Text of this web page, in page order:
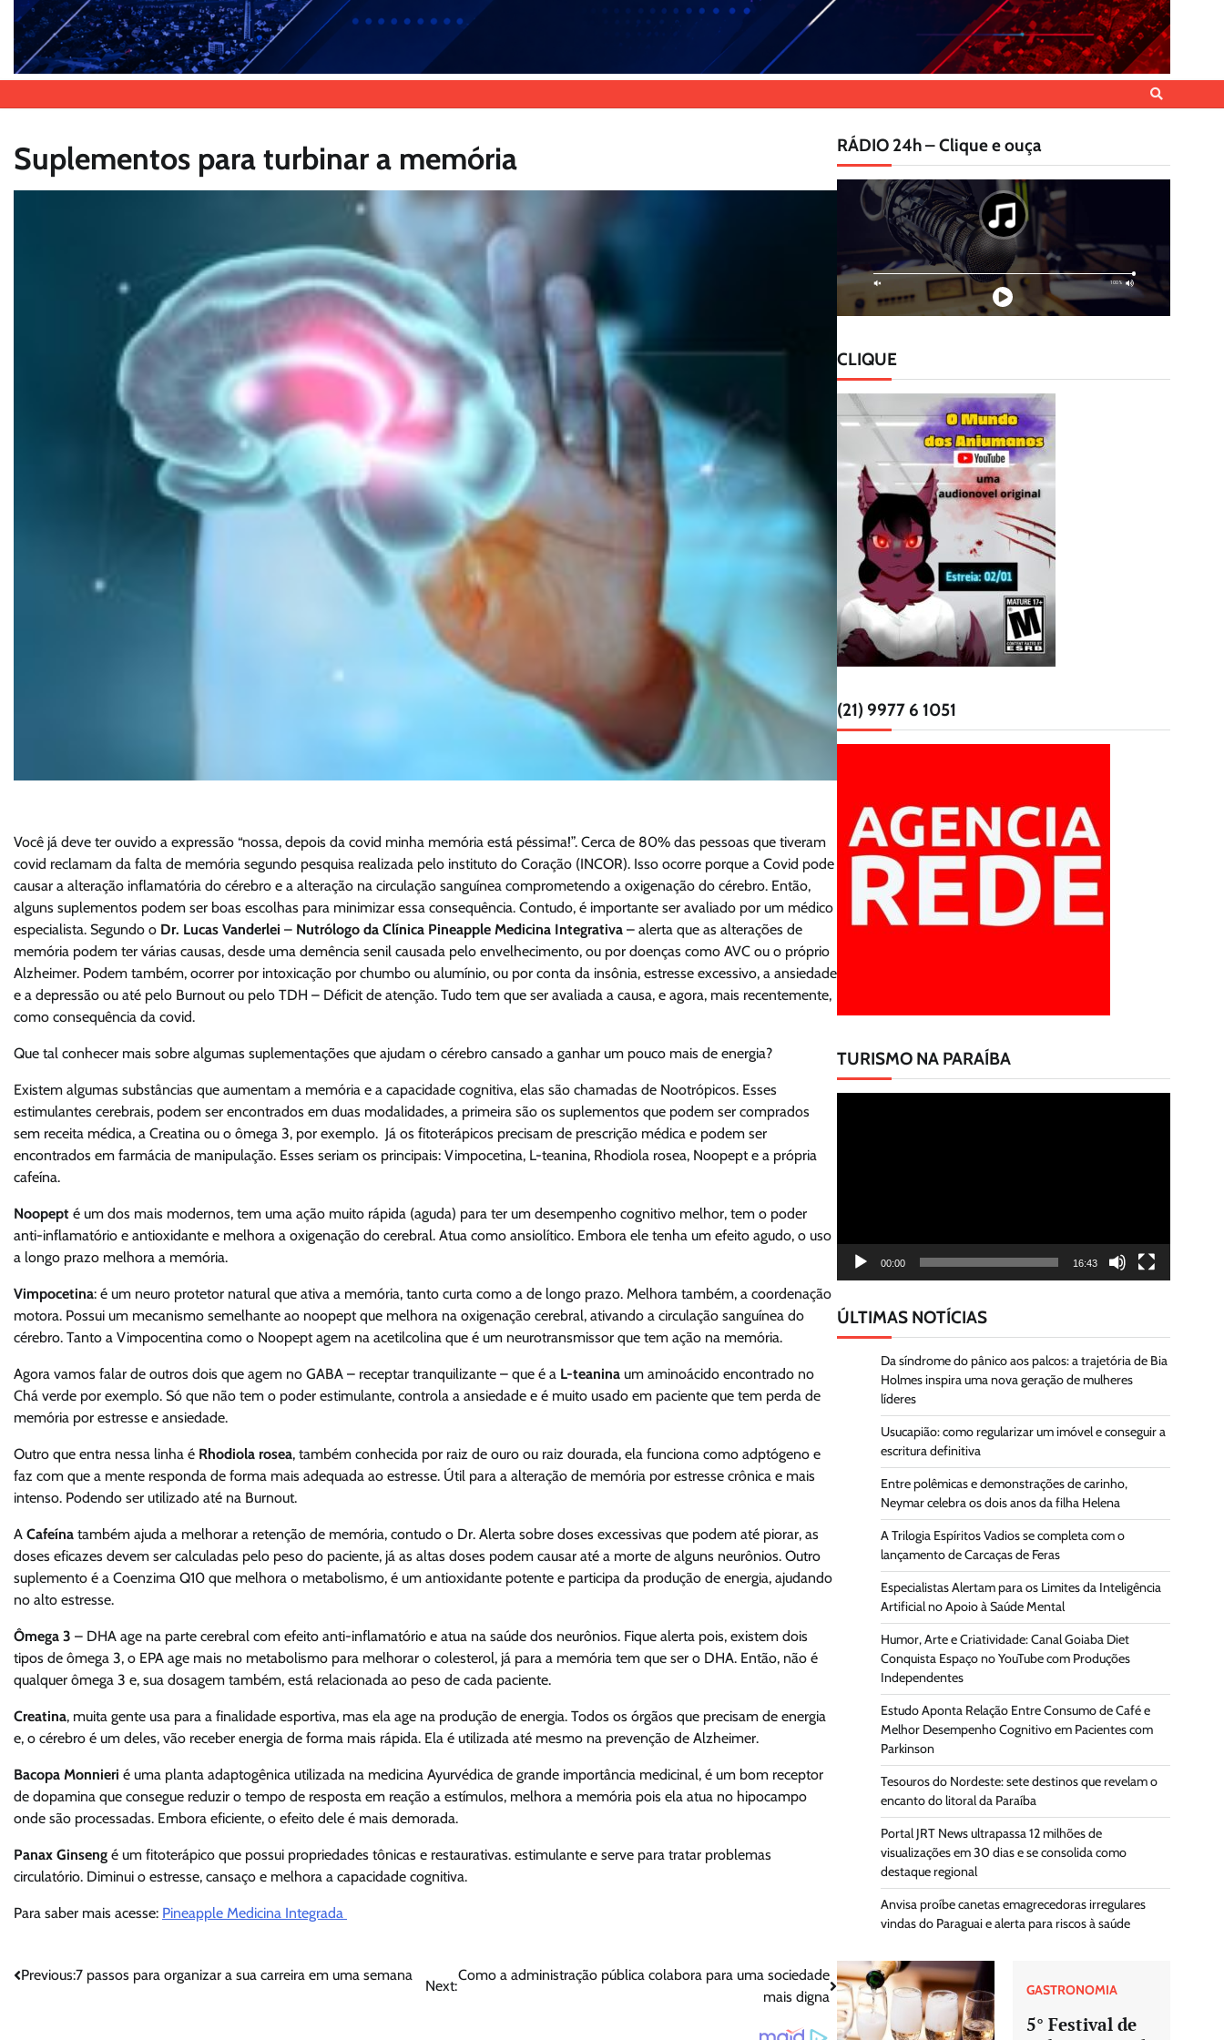
Suplementos para turbinar a memória
Você já deve ter ouvido a expressão “nossa, depois da covid minha memória está péssima!”. Cerca de 80% das pessoas que tiveram
covid reclamam da falta de memória segundo pesquisa realizada pelo instituto do Coração (INCOR). Isso ocorre porque a Covid pode
causar a alteração inflamatória do cérebro e a alteração na circulação sanguínea comprometendo a oxigenação do cérebro. Então,
alguns suplementos podem ser boas escolhas para minimizar essa consequência. Contudo, é importante ser avaliado por um médico
especialista. Segundo o Dr. Lucas Vanderlei – Nutrólogo da Clínica Pineapple Medicina Integrativa – alerta que as alterações de
memória podem ter várias causas, desde uma demência senil causada pelo envelhecimento, ou por doenças como AVC ou o próprio
Alzheimer. Podem também, ocorrer por intoxicação por chumbo ou alumínio, ou por conta da insônia, estresse excessivo, a ansiedade
e a depressão ou até pelo Burnout ou pelo TDH – Déficit de atenção. Tudo tem que ser avaliada a causa, e agora, mais recentemente,
como consequência da covid.
Que tal conhecer mais sobre algumas suplementações que ajudam o cérebro cansado a ganhar um pouco mais de energia?
Existem algumas substâncias que aumentam a memória e a capacidade cognitiva, elas são chamadas de Nootrópicos. Esses
estimulantes cerebrais, podem ser encontrados em duas modalidades, a primeira são os suplementos que podem ser comprados
sem receita médica, a Creatina ou o ômega 3, por exemplo. Já os fitoterápicos precisam de prescrição médica e podem ser
encontrados em farmácia de manipulação. Esses seriam os principais: Vimpocetina, L-teanina, Rhodiola rosea, Noopepte a própria
cafeína.
Noopept é um dos mais modernos, tem uma ação muito rápida (aguda) para ter um desempenho cognitivo melhor, tem o poder
anti-inflamatório e antioxidante e melhora a oxigenação do cerebral. Atua como ansiolítico. Embora ele tenha um efeito agudo, o uso
a longo prazo melhora a memória.
Vimpocetina: é um neuro protetor natural que ativa a memória, tanto curta como a de longo prazo. Melhora também, a coordenação
motora. Possui um mecanismo semelhante ao noopept que melhora na oxigenação cerebral, ativando a circulação sanguínea do
cérebro. Tanto a Vimpocentina como o Noopept agem na acetilcolina que é um neurotransmissor que tem ação na memória.
Agora vamos falar de outros dois que agem no GABA – receptar tranquilizante – que é a L-teanina um aminoácido encontrado no
Chá verde por exemplo. Só que não tem o poder estimulante, controla a ansiedade e é muito usado em paciente que tem perda de
memória por estresse e ansiedade.
Outro que entra nessa linha é Rhodiola rosea, também conhecida por raiz de ouro ou raiz dourada, ela funciona como adptógeno e
faz com que a mente responda de forma mais adequada ao estresse. Útil para a alteração de memória por estresse crônica e mais
intenso. Podendo ser utilizado até na Burnout.
A Cafeína também ajuda a melhorar a retenção de memória, contudo o Dr. Alerta sobre doses excessivas que podem até piorar, as
doses eficazes devem ser calculadas pelo peso do paciente, já as altas doses podem causar até a morte de alguns neurônios. Outro
suplemento é a Coenzima Q10 que melhora o metabolismo, é um antioxidante potente e participa da produção de energia, ajudando
no alto estresse.
Ômega 3 – DHA age na parte cerebral com efeito anti-inflamatório e atua na saúde dos neurônios. Fique alerta pois, existem dois
tipos de ômega 3, o EPA age mais no metabolismo para melhorar o colesterol, já para a memória tem que ser o DHA. Então, não é
qualquer ômega 3 e, sua dosagem também, está relacionada ao peso de cada paciente.
Creatina, muita gente usa para a finalidade esportiva, mas ela age na produção de energia. Todos os órgãos que precisam de energia
e, o cérebro é um deles, vão receber energia de forma mais rápida. Ela é utilizada até mesmo na prevenção de Alzheimer.
Bacopa Monnieri é uma planta adaptogênica utilizada na medicina Ayurvédica de grande importância medicinal, é um bom receptor
de dopamina que consegue reduzir o tempo de resposta em reação a estímulos, melhora a memória pois ela atua no hipocampo
onde são processadas. Embora eficiente, o efeito dele é mais demorada.
Panax Ginseng é um fitoterápico que possui propriedades tônicas e restaurativas. estimulante e serve para tratar problemas
circulatório. Diminui o estresse, cansaço e melhora a capacidade cognitiva.
Para saber mais acesse: Pineapple Medicina Integrada
Navegação
Previous:7 passos para organizar a sua carreira em uma semana
Next:
Como a administração pública colabora para uma sociedade
mais digna
RÁDIO 24h – Clique e ouça
CLIQUE
(21) 9977 6 1051
TURISMO NA PARAÍBA
00:00 16:43
ÚLTIMAS NOTÍCIAS
Da síndrome do pânico aos palcos: a trajetória de Bia
Holmes inspira uma nova geração de mulheres
líderes
Usucapião: como regularizar um imóvel e conseguir a
escritura definitiva
Entre polêmicas e demonstrações de carinho,
Neymar celebra os dois anos da filha Helena
A Trilogia Espíritos Vadios se completa com o
lançamento de Carcaças de Feras
Especialistas Alertam para os Limites da Inteligência
Artificial no Apoio à Saúde Mental
Humor, Arte e Criatividade: Canal Goiaba Diet
Conquista Espaço no YouTube com Produções
Independentes
Estudo Aponta Relação Entre Consumo de Café e
Melhor Desempenho Cognitivo em Pacientes com
Parkinson
Tesouros do Nordeste: sete destinos que revelam o
encanto do litoral da Paraíba
Portal JRT News ultrapassa 12 milhões de
visualizações em 30 dias e se consolida como
destaque regional
Anvisa proíbe canetas emagrecedoras irregulares
vindas do Paraguai e alerta para riscos à saúde
GASTRONOMIA
5° Festival de